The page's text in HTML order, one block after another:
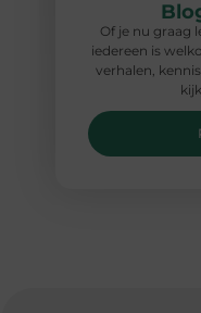
Of je nu graag
iedereen is
verhalen,